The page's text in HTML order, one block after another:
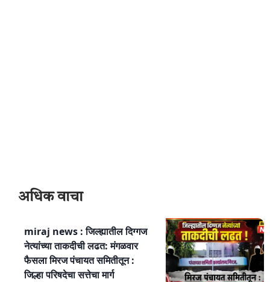
अधिक वाचा
miraj news : जिल्ह्यातील दिग्गज
नेत्यांच्या ताकदीची लढत: मंगळवार
फैसला मिरज पंचायत समितीतून :
जिल्हा परिषदेचा सत्तेचा मार्ग